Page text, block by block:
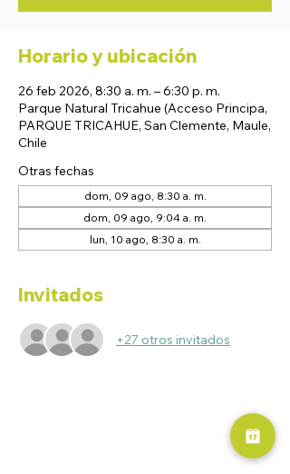
Horario y ubicación
26 feb 2026, 8:30 a. m. – 6:30 p. m.
Parque Natural Tricahue (Acceso Principa,
PARQUE TRICAHUE, San Clemente, Maule,
Chile
Otras fechas
dom, 09 ago, 8:30 a. m.
dom, 09 ago, 9:04 a. m.
lun, 10 ago, 8:30 a. m.
Invitados
+27 otros invitados